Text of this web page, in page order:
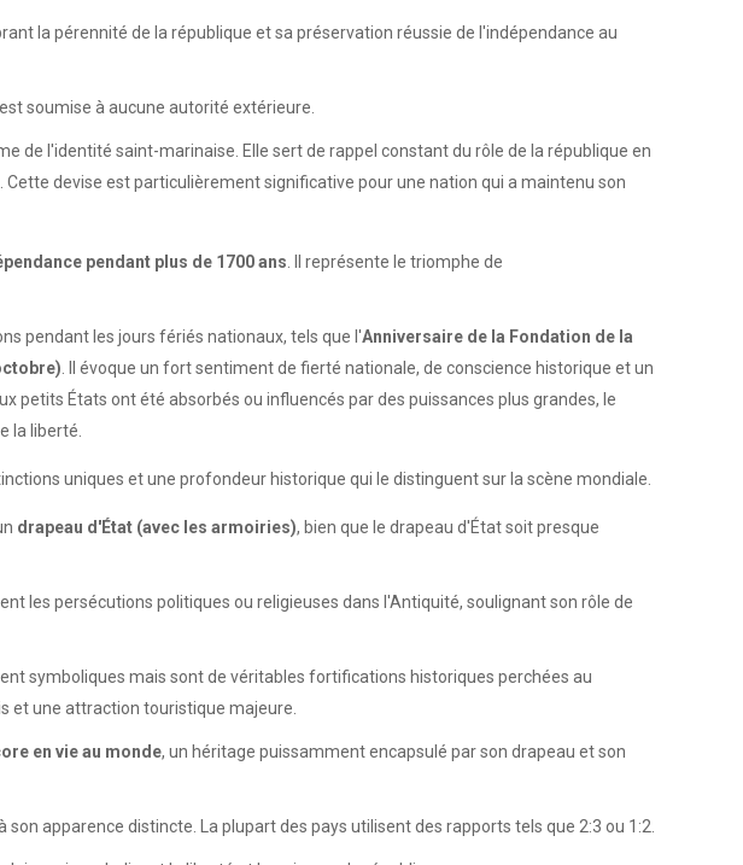
la pérennité de la république et sa préservation réussie de l'indépendance au
soumise à aucune autorité extérieure.
de l'identité saint-marinaise. Elle sert de rappel constant du rôle de la république en
devise est particulièrement significative pour une nation qui a maintenu son
pendant plus de 1700 ans . Il représente le triomphe de
pendant les jours fériés nationaux, tels que l'Anniversaire de la Fondation de la
. Il évoque un fort sentiment de fierté nationale, de conscience historique et un
petits États ont été absorbés ou influencés par des puissances plus grandes, le
la liberté.
uniques et une profondeur historique qui le distinguent sur la scène mondiale.
drapeau d'État (avec les armoiries), bien que le drapeau d'État soit presque
les persécutions politiques ou religieuses dans l'Antiquité, soulignant son rôle de
symboliques mais sont de véritables fortifications historiques perchées au
et une attraction touristique majeure.
en vie au monde, un héritage puissamment encapsulé par son drapeau et son
apparence distincte. La plupart des pays utilisent des rapports tels que 2:3 ou 1:2.